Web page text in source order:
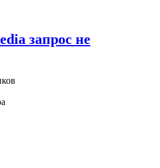
запрос не